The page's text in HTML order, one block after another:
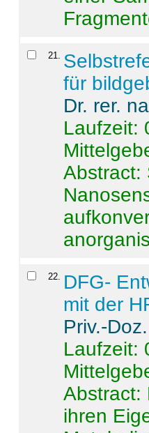
21
für
Dr. rer.
Laufzeit:
Abstract:
22
DFG-
mit der
Priv.-
Laufzeit:
Abstract:
ihren